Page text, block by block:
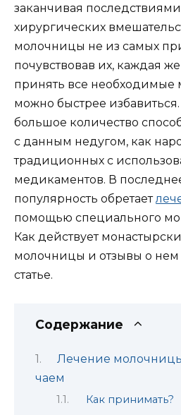
заканчивая последствиями
хирургических
молочницы не из самых
почувствовав их, каждая
принять все необходимые
можно быстрее
большое количество
с данным недугом, как
традиционных с
медикаментов. В
популярность обретает
помощью специального
Как действует
молочницы и отзывы о
статье.
Содержание
Лечение
чаем
Как принимать?